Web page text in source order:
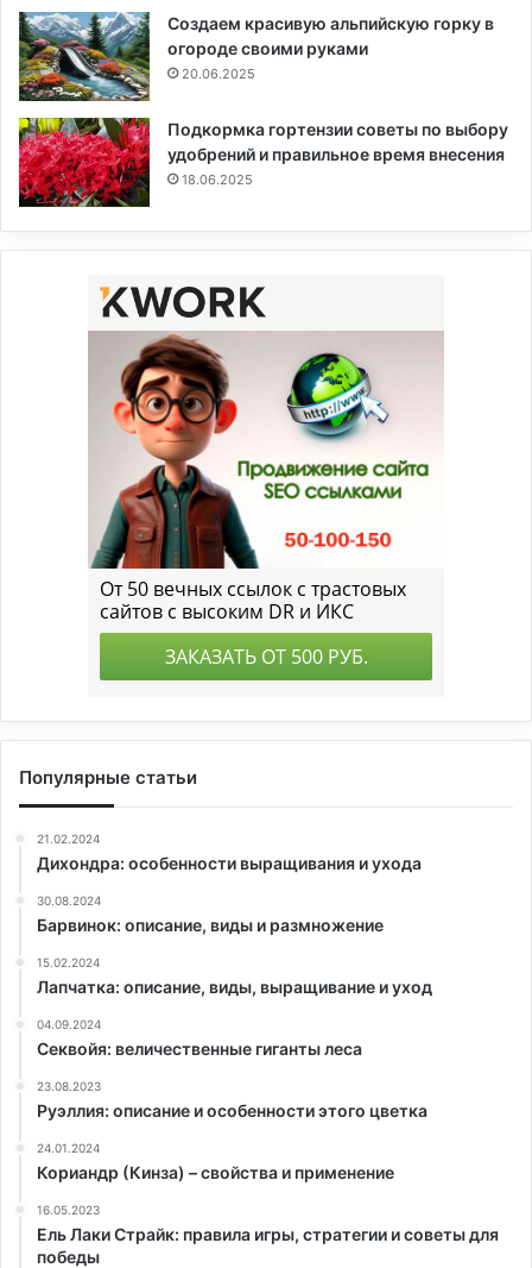
Создаем красивую альпийскую горку в
огороде своими руками
20.06.2025
Подкормка гортензии советы по выбору
удобрений и правильное время внесения
18.06.2025
Популярные статьи
21.02.2024
Дихондра: особенности выращивания и ухода
30.08.2024
Барвинок: описание, виды и размножение
15.02.2024
Лапчатка: описание, виды, выращивание и уход
04.09.2024
Секвойя: величественные гиганты леса
23.08.2023
Руэллия: описание и особенности этого цветка
24.01.2024
Кориандр (Кинза) – свойства и применение
16.05.2023
Ель Лаки Страйк: правила игры, стратегии и советы для
победы